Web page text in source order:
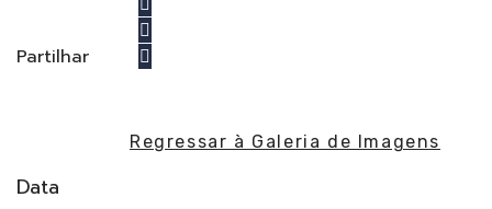
Partilhar
Regressar à Galeria de Imagens
Data